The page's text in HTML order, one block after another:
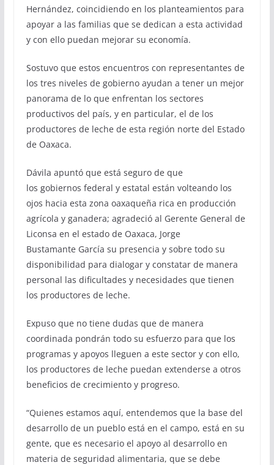
Hernández, coincidiendo en los planteamientos para
apoyar a las familias que se dedican a esta actividad
y con ello puedan mejorar su economía.
Sostuvo que estos encuentros con representantes de
los tres niveles de gobierno ayudan a tener un mejor
panorama de lo que enfrentan los sectores
productivos del país, y en particular, el de los
productores de leche de esta región norte del Estado
de Oaxaca.
Dávila apuntó que está seguro de que
los gobiernos federal y estatal están volteando los
ojos hacia esta zona oaxaqueña rica en producción
agrícola y ganadera; agradeció al Gerente General de
Liconsa en el estado de Oaxaca, Jorge
Bustamante García su presencia y sobre todo su
disponibilidad para dialogar y constatar de manera
personal las dificultades y necesidades que tienen
los productores de leche.
Expuso que no tiene dudas que de manera
coordinada pondrán todo su esfuerzo para que los
programas y apoyos lleguen a este sector y con ello,
los productores de leche puedan extenderse a otros
beneficios de crecimiento y progreso.
“Quienes estamos aquí, entendemos que la base del
desarrollo de un pueblo está en el campo, está en su
gente, que es necesario el apoyo al desarrollo en
materia de seguridad alimentaria, que se debe